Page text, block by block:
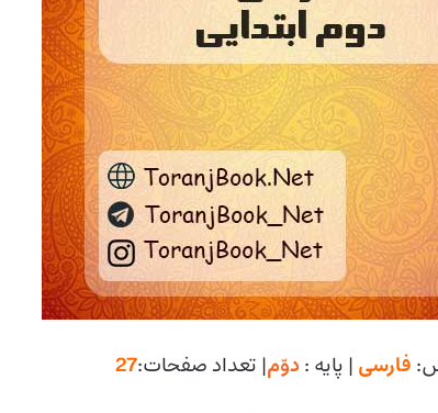
فارسی | پایه :دوّم| تعداد صفحات:27